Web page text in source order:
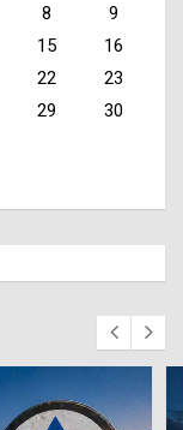
8
9
15
16
22
23
29
30